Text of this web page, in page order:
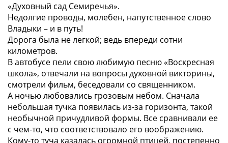
«Духовный сад Семиречья».
Недолгие проводы, молебен, напутственное слово
Владыки – и в путь!
Дорога была не легкой; ведь впереди сотни
километров.
В автобусе пели свою любимую песню «Воскресная
школа», отвечали на вопросы духовной викторины,
смотрели фильм, беседовали со священником.
А ночью любовались грозовым небом. Сначала
небольшая тучка появилась из-за горизонта, такой
необычной причудливой формы. Все сравнивали ее
с чем-то, что соответствовало его воображению.
Кому-то туча казалась огромной птицей, постепенно